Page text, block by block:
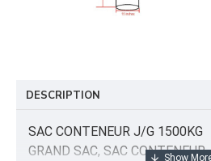
DESCRIPTION
SAC CONTENEUR J/G 1500KG
GRAND SAC, SAC